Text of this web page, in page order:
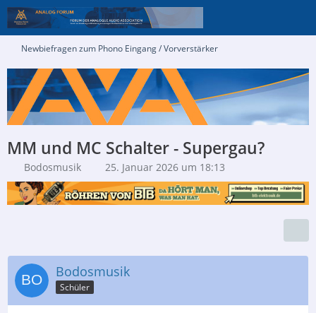
Newbiefragen zum Phono Eingang / Vorverstärker
MM und MC Schalter - Supergau?
Bodosmusik 25. Januar 2026 um 18:13
Bodosmusik
Schüler